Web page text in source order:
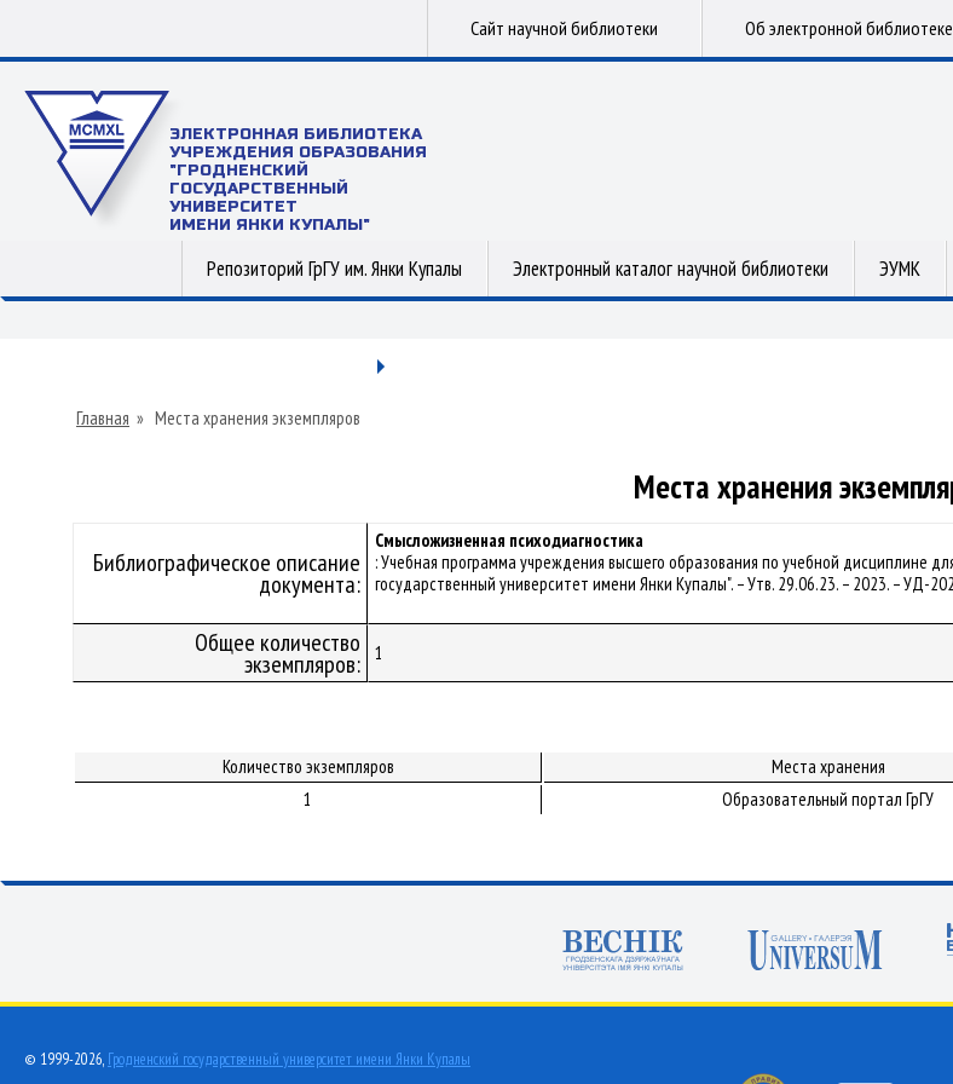
Сайт научной библиотеки Об электронной библиотеке
ЭЛЕКТРОННАЯ БИБЛИОТЕКА
УЧРЕЖДЕНИЯ ОБРАЗОВАНИЯ
"ГРОДНЕНСКИЙ
ГОСУДАРСТВЕННЫЙ
УНИВЕРСИТЕТ
ИМЕНИ ЯНКИ КУПАЛЫ"
Репозиторий ГрГУ им. Янки Купалы Электронный каталог научной библиотеки ЭУМК
Главная » Места хранения экземпляров
Места хранения
Библиографическое описание
документа:
Смысложизненная психодиагностика
: Учебная программа учреждения высшего образования по учебной дисциплине
государственный университет имени Янки Купалы". – Утв. 29.06.23. – 2023. – УД-
Общее количество
экземпляров: 1
Количество экземпляров Места хранения
1
Образовательный портал ГрГУ
© 1999-2026, Гродненский государственный университет имени Янки Купалы